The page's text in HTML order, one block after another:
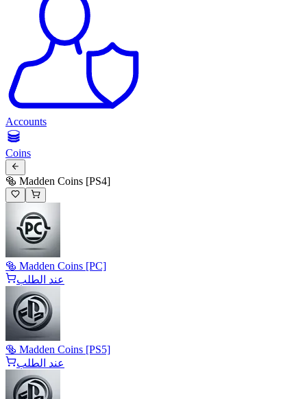
Accounts
Coins
🥯 Madden Coins [PS4]
🥯 Madden Coins [PC]
عند الطلب
🥯 Madden Coins [PS5]
عند الطلب